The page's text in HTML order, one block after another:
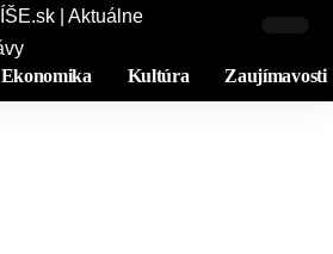
Ekonomika Kultúra Zaujímavosti